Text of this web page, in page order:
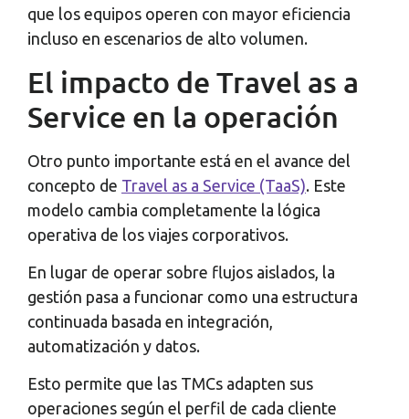
que los equipos operen con mayor eficiencia
incluso en escenarios de alto volumen.
El impacto de Travel as a
Service en la operación
Otro punto importante está en el avance del
concepto de Travel as a Service (TaaS). Este
modelo cambia completamente la lógica
operativa de los viajes corporativos.
En lugar de operar sobre flujos aislados, la
gestión pasa a funcionar como una estructura
continuada basada en integración,
automatización y datos.
Esto permite que las TMCs adapten sus
operaciones según el perfil de cada cliente